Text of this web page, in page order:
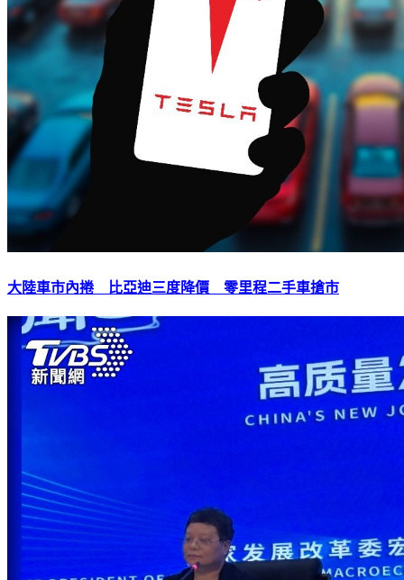
大陸車市內捲 比亞迪三度降價 零里程二手車搶市